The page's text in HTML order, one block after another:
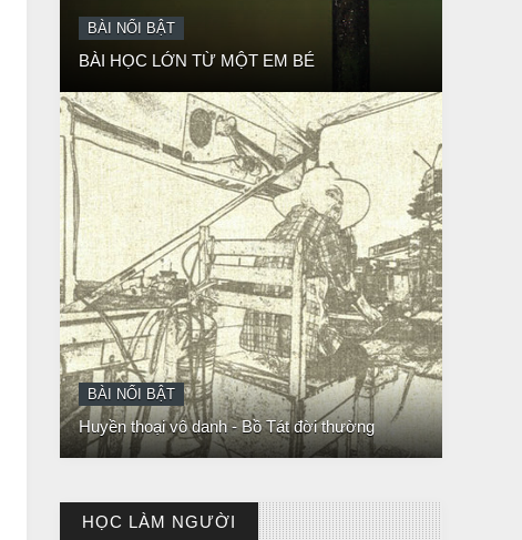
BÀI NỔI BẬT
Huyền thoại vô danh - Bồ Tát đời thường
CHUYỆN Ý NGHĨA
NGƯỜI GIÀU THỰC SỰ
HỌC LÀM NGƯỜI